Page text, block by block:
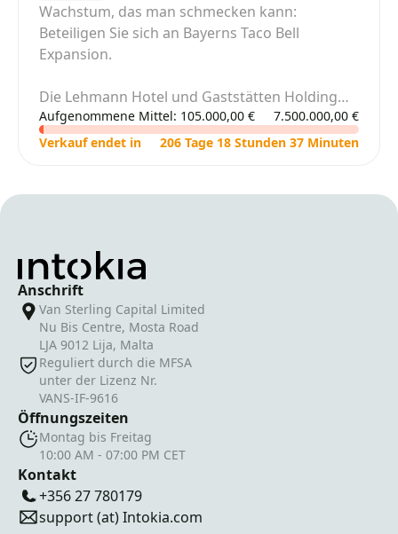
Wachstum, das man schmecken kann:
Beteiligen Sie sich an Bayerns Taco Bell
Expansion.
Die Lehmann Hotel und Gaststätten Holding
GmbH hat bewiesen, dass sie Franchise
skalieren kann — mit bereits vier MMAAH!-
Jahren geplant.
Als Genussrechtsinhaber können Sie im
Erfolgsfall eine gewinnabhängige
Grundausschüttung von 7,5 % p.a. des
Nennbetrags sowie eine zusätzliche
Überschussbeteiligung von bis zu 20 % des
Jahresüberschusses erhalten.
Die BaFin hat die Veröffentlichung des
Wertpapier-Informationsblatts gestattet.
Mindestzeichnung: 1.000 Euro Nennbetrag
zzgl. 5 % Agio (Gesamtbetrag 1.050 Euro).
Aufgenommene Mittel: 105.000,00 €
7.500.000,00 €
Verkauf endet in
206 Tage 18 Stunden 37 Minuten
Anschrift
Van Sterling Capital Limited
Nu Bis Centre, Mosta Road
LJA 9012 Lija, Malta
Reguliert durch die MFSA
unter der Lizenz Nr.
VANS-IF-9616
Öffnungszeiten
Montag bis Freitag
10:00 AM - 07:00 PM CET
Kontakt
+356 27 780179
support (at) Intokia.com